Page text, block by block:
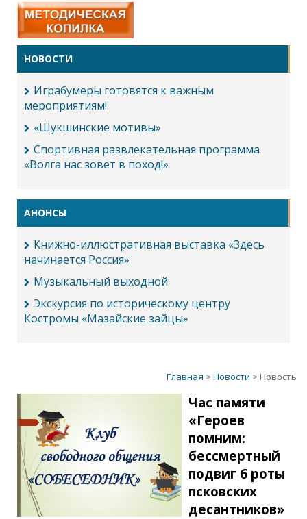
НОВОСТИ
Играбумеры готовятся к важным
мероприятиям!
«Шукшинские мотивы»
Спортивная развлекательная программа
«Волга нас зовет в поход!»
АНОНСЫ
Книжно-иллюстративная выставка «Здесь
начинается Россия»
Музыкальный выходной
Экскурсия по историческому центру
Костромы «Мазайские зайцы»
Главная >Новости > Новость
Час памяти
«Героев
помним:
бессмертный
подвиг 6 роты
псковских
десантников»